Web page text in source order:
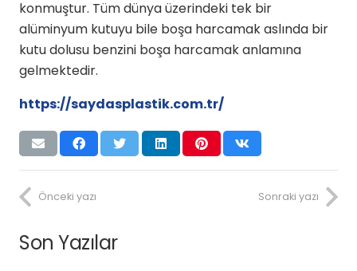
konmuştur. Tüm dünya üzerindeki tek bir
alüminyum kutuyu bile boşa harcamak aslında bir
kutu dolusu benzini boşa harcamak anlamına
gelmektedir.
https://saydasplastik.com.tr/
Önceki yazı Sonraki yazı
Son Yazılar